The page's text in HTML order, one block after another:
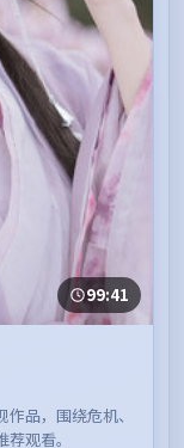
99:41
品，围绕危机、
观看。